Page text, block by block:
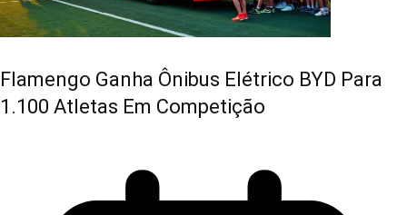
Flamengo Ganha Ônibus Elétrico BYD Para
1.100 Atletas Em Competição